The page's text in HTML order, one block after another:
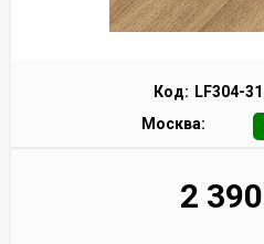
Код: LF304-31
Москва:
2 390